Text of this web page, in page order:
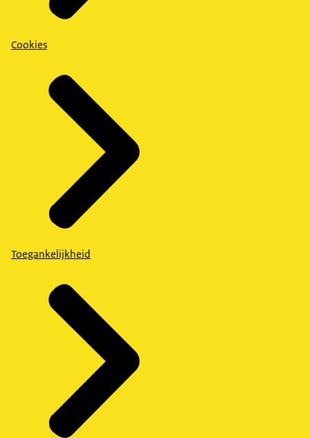
Cookies
Toegankelijkheid